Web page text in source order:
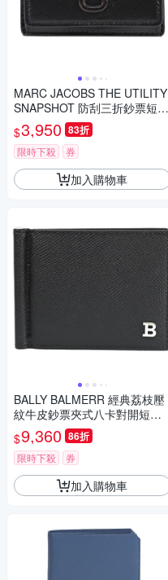
MARC JACOBS THE UTILITY
SNAPSHOT 防刮三折鈔票短
夾-黑
$3,950 83折
限時下殺 券
加入購物車
BALLY BALMERR 經典荔枝壓
紋牛皮鈔票夾式八卡對開短夾
(黑)
$9,360 86折
限時下殺 券
加入購物車